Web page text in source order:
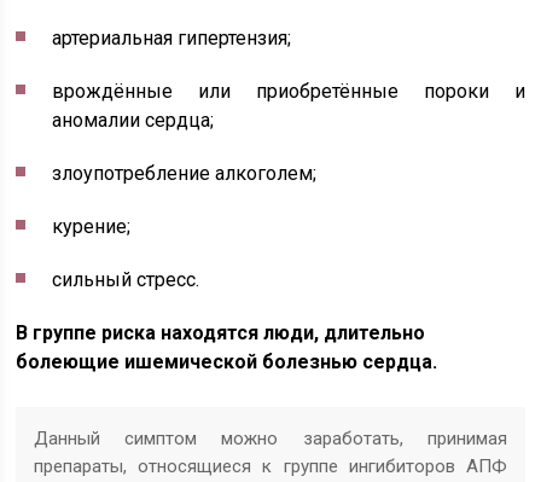
артериальная гипертензия;
врождённые или приобретённые пороки и
аномалии сердца;
злоупотребление алкоголем;
курение;
сильный стресс.
В группе риска находятся люди, длительно
болеющие ишемической болезнью сердца.
Данный симптом можно заработать, принимая
препараты, относящиеся к группе ингибиторов АПФ